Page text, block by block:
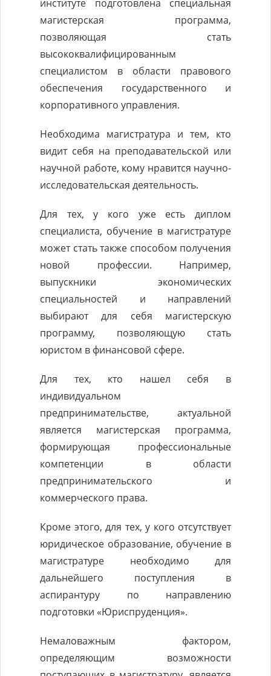
институте подготовлена специальная
магистерская программа,
позволяющая стать
высококвалифицированным
специалистом в области правового
обеспечения государственного и
корпоративного управления.
Необходима магистратура и тем, кто
видит себя на преподавательской или
научной работе, кому нравится научно-
исследовательская деятельность.
Для тех, у кого уже есть диплом
специалиста, обучение в магистратуре
может стать также способом получения
новой профессии. Например,
выпускники экономических
специальностей и направлений
выбирают для себя магистерскую
программу, позволяющую стать
юристом в финансовой сфере.
Для тех, кто нашел себя в
индивидуальном
предпринимательстве, актуальной
является магистерская программа,
формирующая профессиональные
компетенции в области
предпринимательского и
коммерческого права.
Кроме этого, для тех, у кого отсутствует
юридическое образование, обучение в
магистратуре необходимо для
дальнейшего поступления в
аспирантуру по направлению
подготовки «Юриспруденция».
Немаловажным фактором,
определяющим возможности